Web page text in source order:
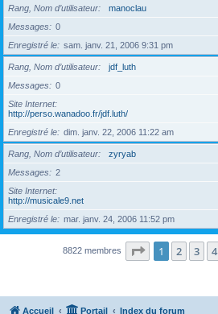
Rang, Nom d’utilisateur
manoclau
Messages
0
Enregistré le
sam. janv. 21, 2006 9:31 pm
Rang, Nom d’utilisateur
jdf_luth
Messages
0
Site Internet
http://perso.wanadoo.fr/jdf.luth/
Enregistré le
dim. janv. 22, 2006 11:22 am
Rang, Nom d’utilisateur
zyryab
Messages
2
Site Internet
http://musicale9.net
Enregistré le
mar. janv. 24, 2006 11:52 pm
8822 membres Page 1sur177
1 2 3 4
Accueil Portail Index du forum